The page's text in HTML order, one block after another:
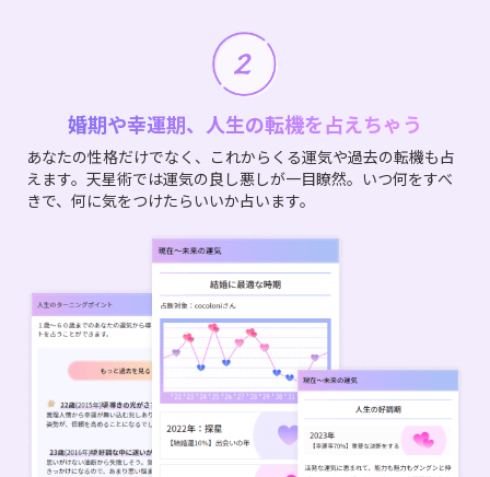
婚期や幸運期、人生の転機を占えちゃう
あなたの性格だけでなく、これからくる運気や過去の転機も占
えます。天星術では運気の良し悪しが一目瞭然。いつ何をすべ
きで、何に気をつけたらいいか占います。